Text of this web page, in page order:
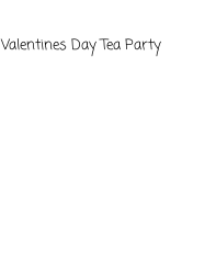
Valentines Day Tea Party